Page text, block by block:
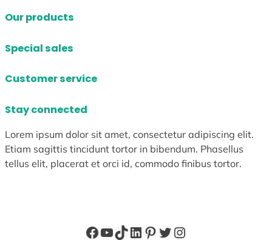
Our products
Special sales
Customer service
Stay connected
Lorem ipsum dolor sit amet, consectetur adipiscing elit.
Etiam sagittis tincidunt tortor in bibendum. Phasellus
tellus elit, placerat et orci id, commodo finibus tortor.
Facebook
YouTube
TikTok
LinkedIn
Pinterest
X Instagram